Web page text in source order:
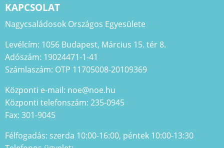
KAPCSOLAT
Nagycsaládosok Országos Egyesülete
Levélcím: 1056 Budapest, Március 15. tér 8.
Adószám: 19024471-1-41
Számlaszám: OTP 11705008-20109369
Központi e-mail: noe@noe.hu
Központi telefonszám: 235-0945
Fax: 301-9045
Félfogadás: szerda 10:00-16:00, péntek 10:00-13:30